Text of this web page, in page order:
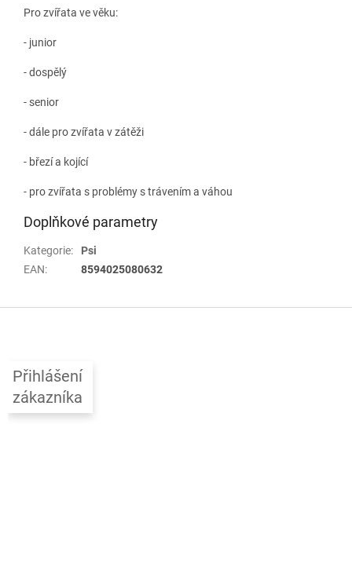
Pro zvířata ve věku:
- junior
- dospělý
- senior
- dále pro zvířata v zátěži
- březí a kojící
- pro zvířata s problémy s trávením a váhou
Doplňkové parametry
Kategorie:
Psi
EAN: 8594025080632
Přihlášení
zákazníka